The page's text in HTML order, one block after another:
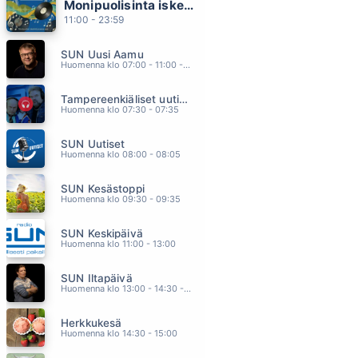
MAALAISPOIKA OON
ELÄMÄSSÄ PITÄÄ OLLA RUNKKUA
ESIRIPPU
PER VERS
Monipuolisinta iskelmää ja parasta poppia
11:00 - 23:59
SUN Uusi Aamu
Huomenna klo 07:00 - 11:00 - Studiossa: Kimmo Hoivassilta
Tampereenkiäliset uutiset
Huomenna klo 07:30 - 07:35
SUN Uutiset
Huomenna klo 08:00 - 08:05
SUN Kesästoppi
Huomenna klo 09:30 - 09:35
SUN Keskipäivä
Huomenna klo 11:00 - 13:00
SUN Iltapäivä
Huomenna klo 13:00 - 14:30 - Studiossa: Kaisu Lämsä
Herkkukesä
Huomenna klo 14:30 - 15:00